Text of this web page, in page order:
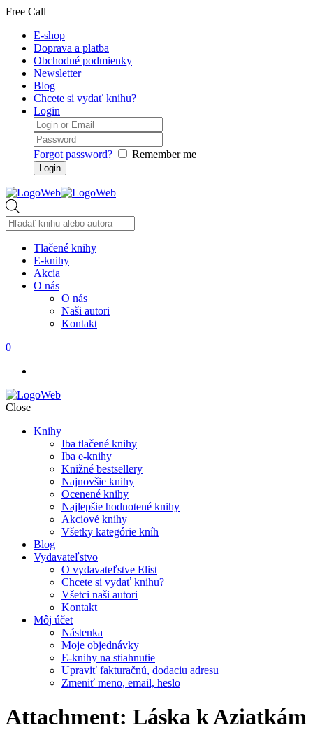
Free Call
E-shop
Doprava a platba
Obchodné podmienky
Newsletter
Blog
Chcete si vydať knihu?
Login
Forgot password? Remember me
search
Tlačené knihy
E-knihy
Akcia
O nás
O nás
Naši autori
Kontakt
0
Close
Knihy
Iba tlačené knihy
Iba e-knihy
Knižné bestsellery
Najnovšie knihy
Ocenené knihy
Najlepšie hodnotené knihy
Akciové knihy
Všetky kategórie kníh
Blog
Vydavateľstvo
O vydavateľstve Elist
Chcete si vydať knihu?
Všetci naši autori
Kontakt
Môj účet
Nástenka
Moje objednávky
E-knihy na stiahnutie
Upraviť fakturačnú, dodaciu adresu
Zmeniť meno, email, heslo
Attachment: Láska k Aziatkám